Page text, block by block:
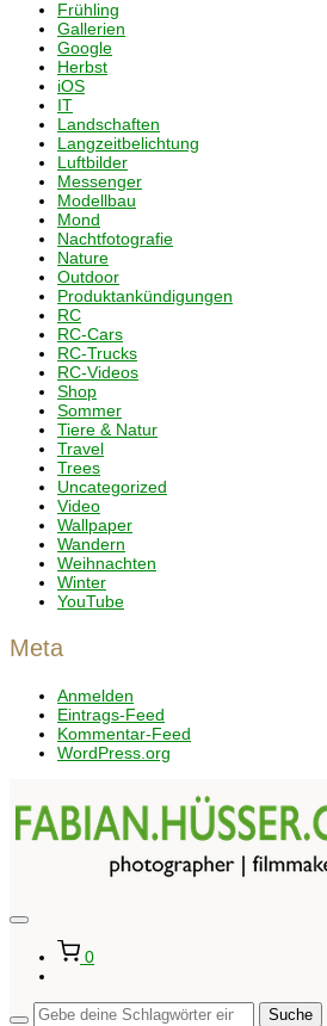
Frühling
Gallerien
Google
Herbst
iOS
IT
Landschaften
Langzeitbelichtung
Luftbilder
Messenger
Modellbau
Mond
Nachtfotografie
Nature
Outdoor
Produktankündigungen
RC
RC-Cars
RC-Trucks
RC-Videos
Shop
Sommer
Tiere & Natur
Travel
Trees
Uncategorized
Video
Wallpaper
Wandern
Weihnachten
Winter
YouTube
Meta
Anmelden
Eintrags-Feed
Kommentar-Feed
WordPress.org
Seitenleiste
Navigation
umschalten
0